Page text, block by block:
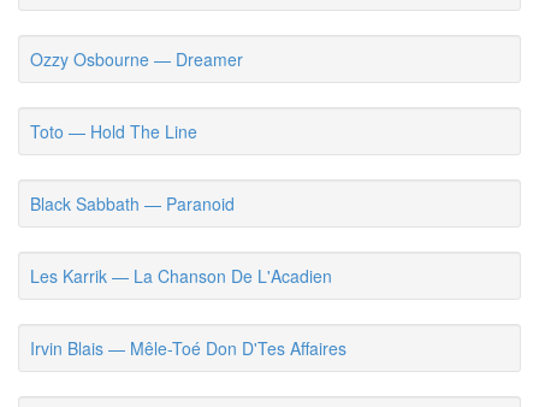
Ozzy Osbourne — Dreamer
Toto — Hold The Line
Black Sabbath — Paranoid
Les Karrik — La Chanson De L'Acadien
Irvin Blais — Mêle-Toé Don D'Tes Affaires